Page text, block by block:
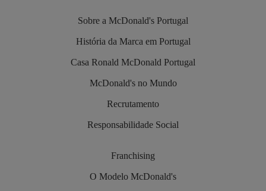
Sobre a McDonald's Portugal
História da Marca em Portugal
Casa Ronald McDonald Portugal
McDonald's no Mundo
Recrutamento
Responsabilidade Social
Franchising
O Modelo McDonald's